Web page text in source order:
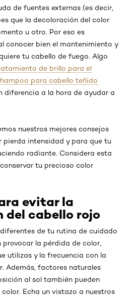
de fuentes externas (es decir,
que la decoloración del color
u otro. Por eso es
conocer bien el mantenimiento y
tu cabello de fuego. Algo
de brillo para el
para cabello teñido
diferencia a la hora de ayudar a
nuestros mejores consejos
pierda intensidad y para que tu
radiante. Considera esta
tu precioso color
evitar la
del cabello rojo
de tu rutina de cuidado
provocar la pérdida de color,
utilizas y la frecuencia con la
Además, factores naturales
al sol también pueden
Echa un vistazo a nuestros